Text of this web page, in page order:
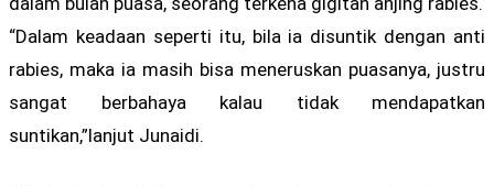
“Dalam keadaan seperti itu, bila ia disuntik dengan anti
rabies, maka ia masih bisa meneruskan puasanya, justru
sangat berbahaya kalau tidak mendapatkan
suntikan,”lanjut Junaidi.